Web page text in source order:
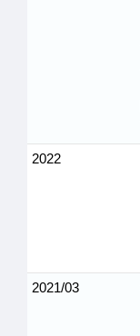
2022
2021/03